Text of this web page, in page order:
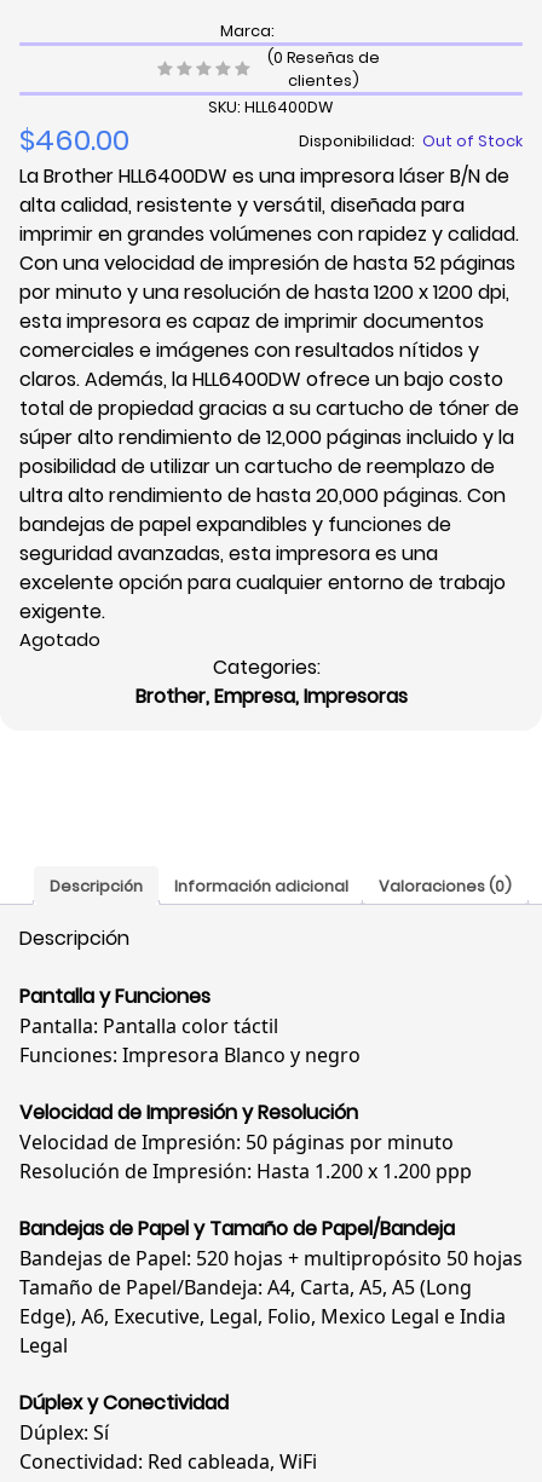
Marca:
(0 Reseñas de
clientes)
SKU: HLL6400DW
$460.00 Disponibilidad: Out of Stock
La Brother HLL6400DW es una impresora láser B/N de
alta calidad, resistente y versátil, diseñada para
imprimir en grandes volúmenes con rapidez y calidad.
Con una velocidad de impresión de hasta 52 páginas
por minuto y una resolución de hasta 1200 x 1200 dpi,
esta impresora es capaz de imprimir documentos
comerciales e imágenes con resultados nítidos y
claros. Además, la HLL6400DW ofrece un bajo costo
total de propiedad gracias a su cartucho de tóner de
súper alto rendimiento de 12,000 páginas incluido y la
posibilidad de utilizar un cartucho de reemplazo de
ultra alto rendimiento de hasta 20,000 páginas. Con
bandejas de papel expandibles y funciones de
seguridad avanzadas, esta impresora es una
excelente opción para cualquier entorno de trabajo
exigente.
Agotado
Categories:
Brother,Empresa,Impresoras
Descripción Información adicional Valoraciones (0)
Descripción
Pantalla y Funciones
Pantalla: Pantalla color táctil
Funciones: Impresora Blanco y negro
Velocidad de Impresión y Resolución
Velocidad de Impresión: 50 páginas por minuto
Resolución de Impresión: Hasta 1.200 x 1.200 ppp
Bandejas de Papel y Tamaño de Papel/Bandeja
Bandejas de Papel: 520 hojas + multipropósito 50 hojas
Tamaño de Papel/Bandeja: A4, Carta, A5, A5 (Long
Edge), A6, Executive, Legal, Folio, Mexico Legal e India
Legal
Dúplex y Conectividad
Dúplex: Sí
Conectividad: Red cableada, WiFi